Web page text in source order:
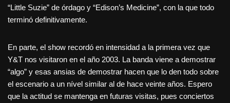
“Little Suzie” de órdago y “Edison’s Medicine”, con la que todo
terminó definitivamente.
En parte, el show recordó en intensidad a la primera vez que
Y&T nos visitaron en el año 2003. La banda viene a demostrar
“algo” y esas ansias de demostrar hacen que lo den todo sobre
el escenario a un nível similar al de hace veinte años. Espero
que la actitud se mantenga en futuras visitas, pues conciertos